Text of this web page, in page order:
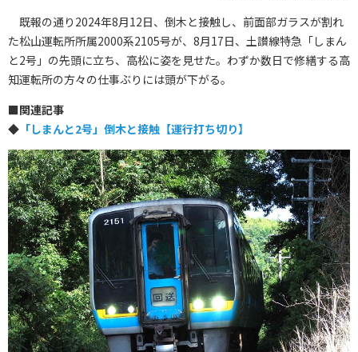
既報の通り2024年8月12日、倒木と接触し、前面部ガラスが割れ
た松山運転所所属2000系2105号が、8月17日、土讃線特急「しまん
と2号」の先頭に立ち、高松に姿を見せた。わずか数日で修繕する高
知運転所の方々の仕事ぶりには頭が下がる。
■関連記事
◆ 「しまんと2号」倒木と接触【運行打ち切り】